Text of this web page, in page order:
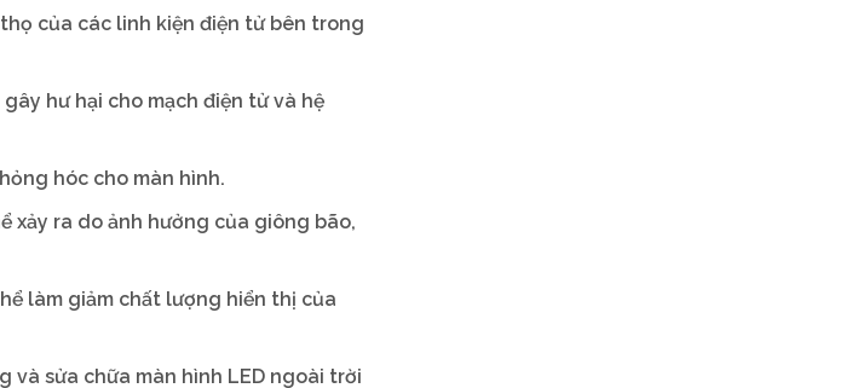
của các linh kiện điện tử bên trong
hư hại cho mạch điện tử và hệ
hóc cho màn hình.
xảy ra do ảnh hưởng của giông bão,
làm giảm chất lượng hiển thị của
và sửa chữa màn hình LED ngoài trời